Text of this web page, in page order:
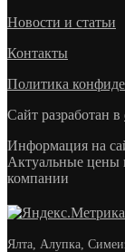
Новости и статьи
Контакты
Политика
Сайт разработан в
Информация на
Актуальные цены
компании
Ялта, Алупка,